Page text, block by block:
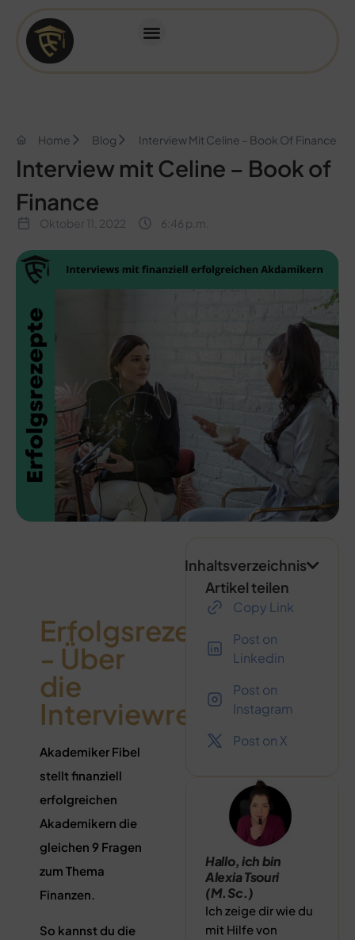
Home Blog Interview Mit Celine – Book Of Finance
Interview mit Celine – Book of
Finance
Oktober 11, 2022 6:46 p.m.
Erfolgsrezepte
- Über
die
Interviewreihe
Akademiker Fibel
stellt finanziell
erfolgreichen
Akademikern die
gleichen 9 Fragen
zum Thema
Finanzen.
So kannst du die
Inhaltsverzeichnis
Artikel teilen
Copy Link
Post on
Linkedin
Post on
Instagram
Post on X
Hallo, ich bin
Alexia Tsouri
(M.Sc.)
Ich zeige dir wie du
mit Hilfe von